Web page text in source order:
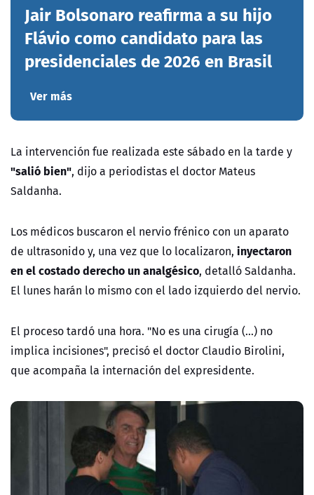
Jair Bolsonaro reafirma a su hijo
Flávio como candidato para las
presidenciales de 2026 en Brasil
Ver más
La intervención fue realizada este sábado en la tarde y
"salió bien", dijo a periodistas el doctor Mateus
Saldanha.
Los médicos buscaron el nervio frénico con un aparato
de ultrasonido y, una vez que lo localizaron, inyectaron
en el costado derecho un analgésico, detalló Saldanha.
El lunes harán lo mismo con el lado izquierdo del nervio.
El proceso tardó una hora. "No es una cirugía (...) no
implica incisiones", precisó el doctor Claudio Birolini,
que acompaña la internación del expresidente.